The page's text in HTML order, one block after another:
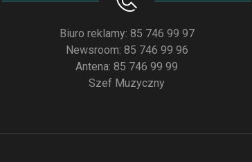
Biuro reklamy: 85 746 99 97
Newsroom: 85 746 99 96
Antena: 85 746 99 99
Szef Muzyczny